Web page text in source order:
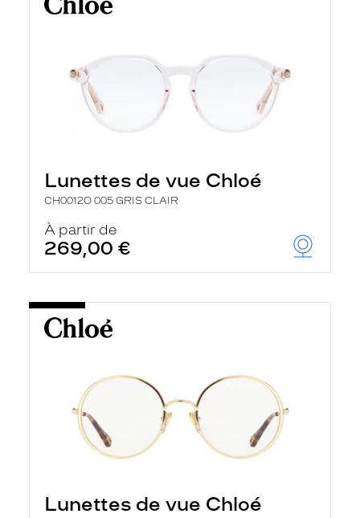
Lunettes de vue Chloé
CH0012O 005 GRIS CLAIR
À partir de
269,00 €
Lunettes de vue Chloé